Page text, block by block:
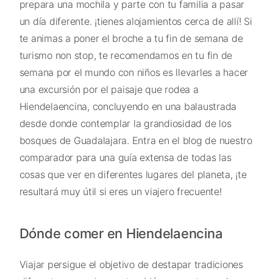
prepara una mochila y parte con tu familia a pasar
un día diferente. ¡tienes alojamientos cerca de allí! Si
te animas a poner el broche a tu fin de semana de
turismo non stop, te recomendamos en tu fin de
semana por el mundo con niños es llevarles a hacer
una excursión por el paisaje que rodea a
Hiendelaencina, concluyendo en una balaustrada
desde donde contemplar la grandiosidad de los
bosques de Guadalajara. Entra en el blog de nuestro
comparador para una guía extensa de todas las
cosas que ver en diferentes lugares del planeta, ¡te
resultará muy útil si eres un viajero frecuente!
Dónde comer en Hiendelaencina
Viajar persigue el objetivo de destapar tradiciones